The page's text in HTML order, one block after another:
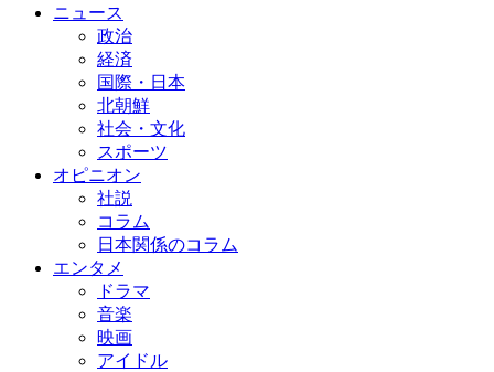
ニュース
政治
経済
国際・日本
北朝鮮
社会・文化
スポーツ
オピニオン
社説
コラム
日本関係のコラム
エンタメ
ドラマ
音楽
映画
アイドル